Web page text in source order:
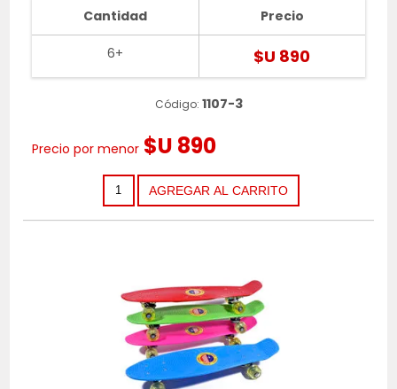
Cantidad
6+
Precio
$U 890
Código: 1107-3
Precio por menor $U 890